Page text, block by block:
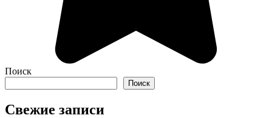
Поиск
Поиск
Свежие записи